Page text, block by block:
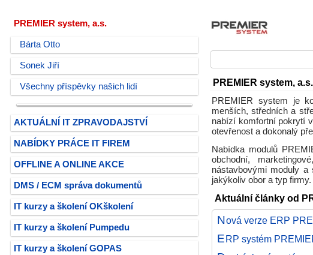
PREMIER system, a.s.
Bárta Otto
Sonek Jiří
Všechny příspěvky našich lidí
AKTUÁLNÍ IT ZPRAVODAJSTVÍ
NABÍDKY PRÁCE IT FIREM
OFFLINE A ONLINE AKCE
DMS / ECM správa dokumentů
IT kurzy a školení OKškolení
IT kurzy a školení Pumpedu
IT kurzy a školení GOPAS
PREMIER system, a.s.
PREMIER system je
menších, středních a
nabízí komfortní pokrytí
otevřenost a dokonalý
Nabídka modulů
obchodní,
nástavbovými moduly
jakýkoliv obor a typ firmy.
Aktuální články od
Nová verze ERP
ERP systém